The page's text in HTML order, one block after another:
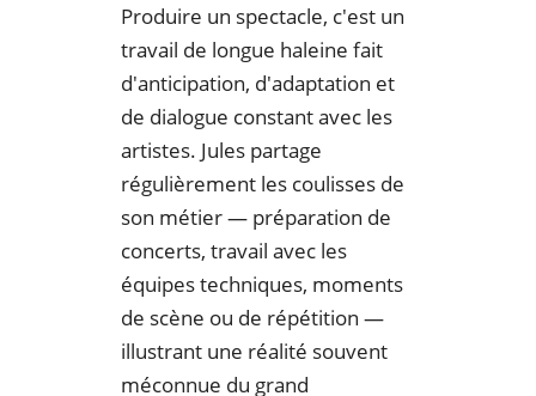
Produire un spectacle, c'est un
travail de longue haleine fait
d'anticipation, d'adaptation et
de dialogue constant avec les
artistes. Jules partage
régulièrement les coulisses de
son métier — préparation de
concerts, travail avec les
équipes techniques, moments
de scène ou de répétition —
illustrant une réalité souvent
méconnue du grand